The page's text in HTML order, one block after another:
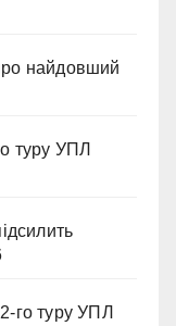
найдовший
туру УПЛ
го туру УПЛ